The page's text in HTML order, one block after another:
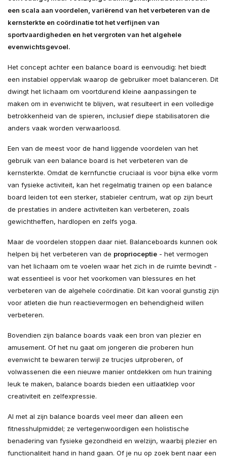
een scala aan voordelen, variërend van het verbeteren van de
kernsterkte en coördinatie tot het verfijnen van
sportvaardigheden en het vergroten van het algehele
evenwichtsgevoel.
Het concept achter een balance board is eenvoudig: het biedt
een instabiel oppervlak waarop de gebruiker moet balanceren. Dit
dwingt het lichaam om voortdurend kleine aanpassingen te
maken om in evenwicht te blijven, wat resulteert in een volledige
betrokkenheid van de spieren, inclusief diepe stabilisatoren die
anders vaak worden verwaarloosd.
Een van de meest voor de hand liggende voordelen van het
gebruik van een balance board is het verbeteren van de
kernsterkte. Omdat de kernfunctie cruciaal is voor bijna elke vorm
van fysieke activiteit, kan het regelmatig trainen op een balance
board leiden tot een sterker, stabieler centrum, wat op zijn beurt
de prestaties in andere activiteiten kan verbeteren, zoals
gewichtheffen, hardlopen en zelfs yoga.
Maar de voordelen stoppen daar niet. Balanceboards kunnen ook
helpen bij het verbeteren van de proprioceptie - het vermogen
van het lichaam om te voelen waar het zich in de ruimte bevindt -
wat essentieel is voor het voorkomen van blessures en het
verbeteren van de algehele coördinatie. Dit kan vooral gunstig zijn
voor atleten die hun reactievermogen en behendigheid willen
verbeteren.
Bovendien zijn balance boards vaak een bron van plezier en
amusement. Of het nu gaat om jongeren die proberen hun
evenwicht te bewaren terwijl ze trucjes uitproberen, of
volwassenen die een nieuwe manier ontdekken om hun training
leuk te maken, balance boards bieden een uitlaatklep voor
creativiteit en zelfexpressie.
Al met al zijn balance boards veel meer dan alleen een
fitnesshulpmiddel; ze vertegenwoordigen een holistische
benadering van fysieke gezondheid en welzijn, waarbij plezier en
functionaliteit hand in hand gaan. Of je nu op zoek bent naar een